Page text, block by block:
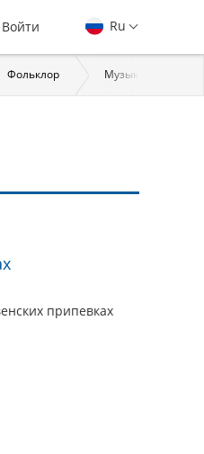
Ru
Войти
Фольклор Музыкальное и
припевках